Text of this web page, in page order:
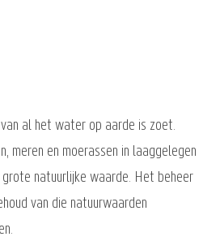
al het water op aarde is zoet.
meren en moerassen in laaggelegen
natuurlijke waarde. Het beheer
van die natuurwaarden